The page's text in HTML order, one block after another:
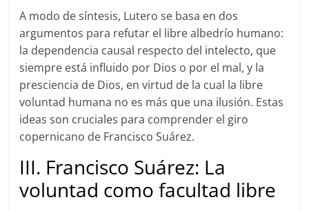
A modo de síntesis, Lutero se basa en dos
argumentos para refutar el libre albedrío humano:
la dependencia causal respecto del intelecto, que
siempre está influido por Dios o por el mal, y la
presciencia de Dios, en virtud de la cual la libre
voluntad humana no es más que una ilusión. Estas
ideas son cruciales para comprender el giro
copernicano de Francisco Suárez.
III. Francisco Suárez: La
voluntad como facultad libre